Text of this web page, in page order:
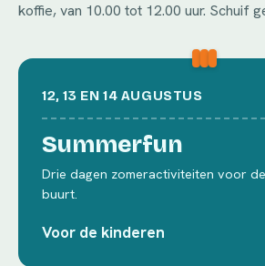
koffie, van 10.00 tot 12.00 uur. Schuif
12, 13 EN 14 AUGUSTUS
Summerfun
Drie dagen zomeractiviteiten voor
buurt.
Voor de kinderen